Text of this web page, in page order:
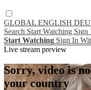
GLOBAL ENGLISH
Search Start Watching Sign
Start Watching Sign In
Live stream preview
Sorry, video is
your country